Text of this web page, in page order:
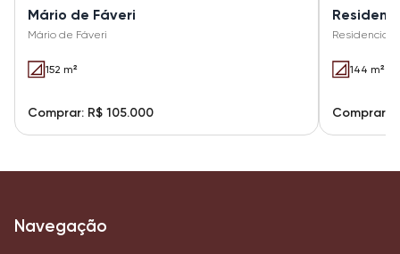
Mário de Fáveri
Mário de Fáveri
152 m²
Comprar: R$ 105.000
Residencial
144 m²
Comprar:
Navegação